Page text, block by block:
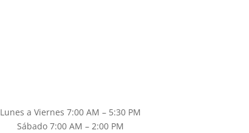
Lunes a Viernes 7:00 AM – 5:30 PM
Sábado 7:00 AM – 2:00 PM